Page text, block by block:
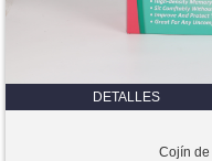
DETALLES
Cojín